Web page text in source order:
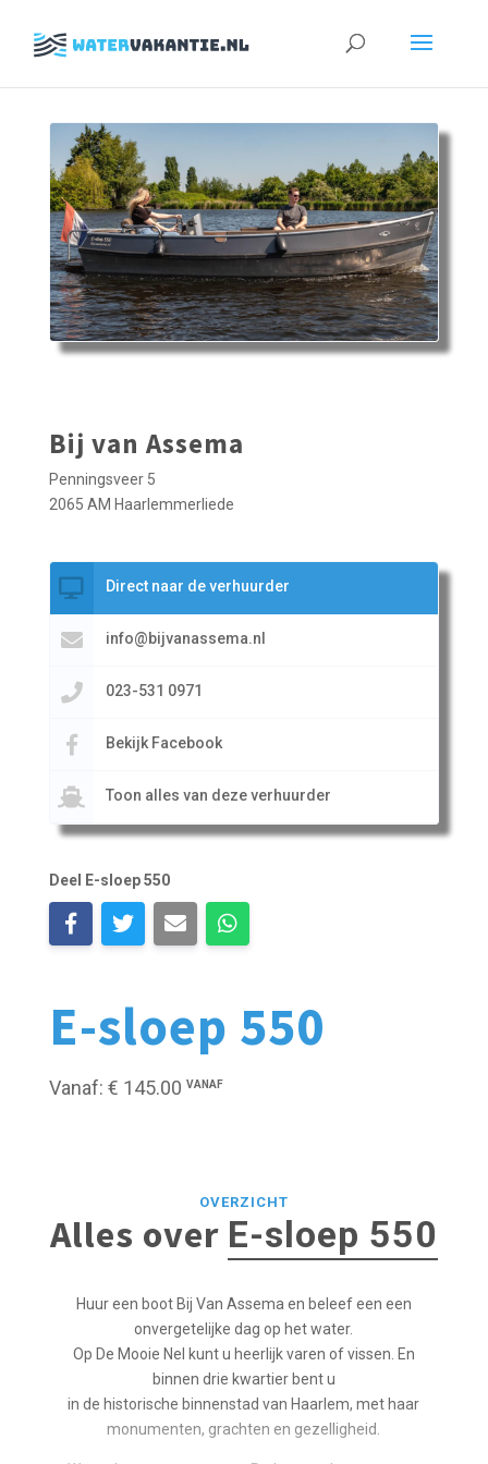
Zoeken
E-sloep 550
Vanaf: € 145.00 VANAF
Bij van Assema
Penningsveer 5
2065 AM Haarlemmerliede
Direct naar de verhuurder
info@bijvanassema.nl
023-531 0971
Bekijk Facebook
Toon alles van deze verhuurder
Deel E-sloep 550
OVERZICHT
Alles over E-sloep 550
Huur een boot Bij Van Assema en beleef een een
onvergetelijke dag op het water.
Op De Mooie Nel kunt u heerlijk varen of vissen. En
binnen drie kwartier bent u
in de historische binnenstad van Haarlem, met haar
monumenten, grachten en gezelligheid.